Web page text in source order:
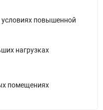
повышенной
нагрузках
помещениях